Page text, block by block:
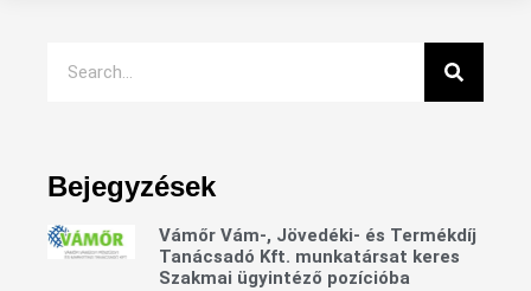
Bejegyzések
Vámőr Vám-, Jövedéki- és Termékdíj
Tanácsadó Kft. munkatársat keres
Szakmai ügyintéző pozícióba